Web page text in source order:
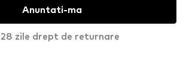
Anuntati-ma
28 zile drept de returnare